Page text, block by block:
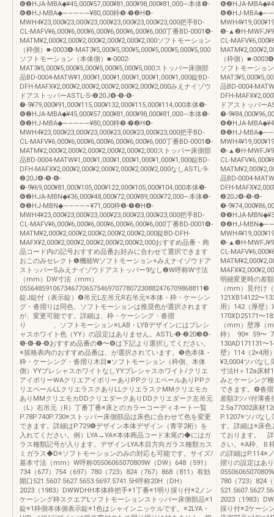
❻❷HJA-MBA◆¥45,000¥57,000¥81,000¥98,000¥81,000―本体❺-
❻❷HJ-MBA◆―――――¥80,000枠❺-❼❷H❹-
MWH4¥23,000¥23,000¥23,000¥23,000¥23,000¥23,000把手BD-
CL-MAFV¥6,000¥6,000¥6,000¥6,000¥6,000¥6,000丁番BD-0001❹-
MATM¥2,000¥2,000¥2,000¥2,000¥2,000¥2,000ソフトモーション
（枠側）■-0003❹-MAT3¥5,000¥5,000¥5,000¥5,000¥5,000¥5,000
ソフトモーション（本体側）■-0002-
MAT3¥5,000¥5,000¥5,000¥5,000¥5,000¥5,000ストッパー床側部
品BD-0004-MATW¥1,000¥1,000¥1,000¥1,000¥1,000¥1,000錠BD-
DFH-MAFX¥2,000¥2,000¥2,000¥2,000¥2,000¥2,000みえナイゾウ
ドアストッパーASTL-S-❷20J❹-❺-❻-
❼-9¥79,000¥91,000¥115,000¥132,000¥115,000¥114,000本体❺-
❻❷HJA-MBA◆¥45,000¥57,000¥81,000¥98,000¥81,000―本体❺-
❻❷HJ-MBA◆―――――¥80,000枠❺-❼❷H❹-
MWH4¥23,000¥23,000¥23,000¥23,000¥23,000¥23,000把手BD-
CL-MAFV¥6,000¥6,000¥6,000¥6,000¥6,000¥6,000丁番BD-0001❹-
MATM¥2,000¥2,000¥2,000¥2,000¥2,000¥2,000ストッパー床側部
品BD-0004-MATW¥1,000¥1,000¥1,000¥1,000¥1,000¥1,000錠BD-
DFH-MAFX¥2,000¥2,000¥2,000¥2,000¥2,000¥2,000なしASTL-9-
❷20J❹-❺-❻-
❼-9¥69,000¥81,000¥105,000¥122,000¥105,000¥104,000本体❺-
❻❷HJA-MBN◆¥36,000¥48,000¥72,000¥89,000¥72,000―本体❺-
❻❷HJ-MBN◆―――――¥71,000枠❺-❼❷H❹-
MWH4¥23,000¥23,000¥23,000¥23,000¥23,000¥23,000把手BD-
CL-MAFV¥6,000¥6,000¥6,000¥6,000¥6,000¥6,000丁番BD-0001❹-
MATM¥2,000¥2,000¥2,000¥2,000¥2,000¥2,000錠BD-DFH-
MAFX¥2,000¥2,000¥2,000¥2,000¥2,000¥2,000おすすめ品番・商
品コード内の記号おすすめ品番お好みに合わせて選択できます
おこのみセレクト❶機能Wソフトモーション+みえナイゾウドア
ストッパーSみえナイゾウドアストッパー9なし❷W呼称W寸法
（mm）DW寸法（mm）
05564859106734677065754697077807230882476709868811❸
錠J錠付（表示錠）❹吊元L左吊元R右吊元※本体・枠・ケーシン
グ・沓摺りは同色、ソフトモーションは推奨色が選択されます
が、変更可能です。詳細は、枠・ケーシング・沓摺
り 、ソフトモーション※LAB・LYBデザインにはプレシ
ャスホワイト色（YY）の設定はありません。ASTL-❶-❷20❸❹-
❺-❻-❼-❽おすすめ品番の❶〜❽は下記より選択してください。
※規格表内のおすすめ品番は、が選択されています。❺色本体・
枠・ケーシング・沓摺り木目■ソフトモーション（枠側、本体
側）YYプレシャスホワイトなしYYプレシャスホワイト/クリエ
アイボリーWAクリエアイボリーありPPクリエペールありPPク
リエペールLLクリエラスクありLLクリエラスクMMクリエモカ
ありMMクリエモカDDクリエダークありDDクリエダーク左吊元
（L）右吊元（R）丁番丁番※床とのカラーコーディネート一覧
P.78P.740P.730※ストッパー床側部品は床色に合わせて色を変更
できます。詳細はP.729❻デザイン本体デザイン（青字2桁）を
入れてください。例）LYA→YA※本体商品コード末尾の◆にはガ
ラス種類記号が入ります。デザインLYA木目方向ガラス種類カス
ミガラス◆D※ソフトモーションのみの対応も可能です。サイズ/
基本寸法（mm）W呼称05506065070809W（DW）648（591）
734（677）754（697）780（723）824（767）868（811）有効
開口521.5607.5627.5653.5697.5741.5H呼称20H（DH）
2023（1983）DWWDHH本体枠把手※1丁番※1明り採り付※2ノン
ケーシング枠スクエアLソフトモーションストッパー床側部品※1
錠※1枠側本体側表示錠※1色はシャインニッケルです。※2LYA・
❻❷HJA-
❻❷HJ-
❺-▲❷H-
CL-
（枠側）■-
ソフトモーショ
品BD-0004-
DFH-
ドアストッパ
❼-
❻❷HJA-
❻❷HJ-
❺-▲❷H-
CL-
品BD-0004-
DFH-
❷20J❹-❺-❻-
❼-
❻❷HJA-
❻❷HJ-
❺-▲❷H-
CL-
明細変更時の差
（mm）見付け
121XB14122〜
用）142（厚壁）
170XD25171〜
（mm）壁厚（
枠） 90※ 59〜
130AD171131〜
壁）114（2×4用
¥3,0004ツバなし
寸法H＋12a床材
みとケーシング
できます。❽沓
差額3ツバ付薄
2.5a77002床材
P.1207※ツバな
す。詳細は※床色
ております。 詳
さい。※A枠、Ｂ
の詳細はP.114※
摺りの設定はあ
780（723）824
2023（1983）
採り付※2ケーシ